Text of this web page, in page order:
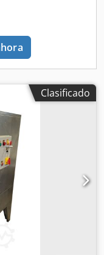
ELIJA
y servicio
y posventa.
de satisfacción de
CE. Ofrecemos
los precios se
con el IVA
de
y
en ponerse en
Clasificado